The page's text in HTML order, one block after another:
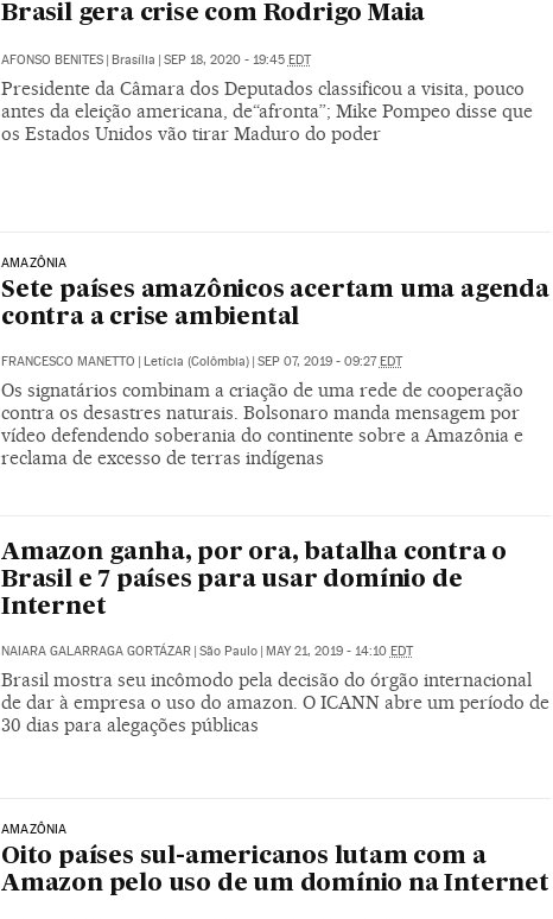
Brasil gera crise com Rodrigo Maia
AFONSO BENITES | Brasília | SEP 18, 2020 - 19:45 EDT
Presidente da Câmara dos Deputados classificou a visita, pouco
antes da eleição americana, de“afronta”; Mike Pompeo disse que
os Estados Unidos vão tirar Maduro do poder
AMAZÔNIA
Sete países amazônicos acertam uma agenda
contra a crise ambiental
FRANCESCO MANETTO Letícia (Colômbia) SEP 07, 2019 - 09:27 EDT
Os signatários combinam a criação de uma rede de cooperação
contra os desastres naturais. Bolsonaro manda mensagem por
vídeo defendendo soberania do continente sobre a Amazônia e
reclama de excesso de terras indígenas
Amazon ganha, por ora, batalha contra o
Brasil e 7 países para usar domínio de
Internet
NAIARA GALARRAGA GORTÁZAR São Paulo MAY 21, 2019 - 14:10 EDT
Brasil mostra seu incômodo pela decisão do órgão internacional
de dar à empresa o uso do amazon. O ICANN abre um período de
30 dias para alegações públicas
AMAZÔNIA
Oito países sul-americanos lutam com a
Amazon pelo uso de um domínio na Internet